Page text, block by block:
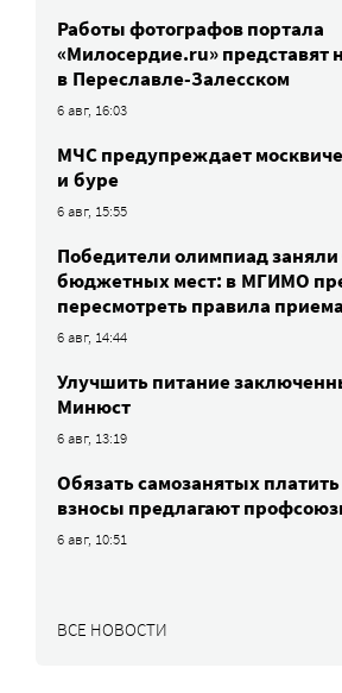
Работы фотографов портала
«Милосердие.ru» представят
в Переславле-Залесском
6 авг, 16:03
МЧС предупреждает
и буре
6 авг, 15:55
Победители олимпиад
бюджетных мест: в МГИМО
пересмотреть правила приема
6 авг, 14:44
Улучшить питание
Минюст
6 авг, 13:19
Обязать самозанятых
взносы предлагают
6 авг, 10:51
ВСЕ НОВОСТИ